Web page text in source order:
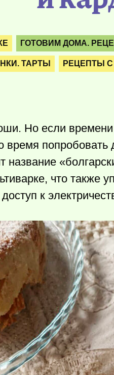
ГОТОВИМ ДОМА.
ТАРТЫ РЕЦЕПТЫ
Но если
время
название
что также
к